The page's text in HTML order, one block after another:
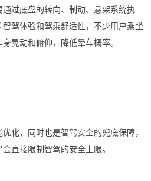
过底盘的转向、制动、悬架系统执
驾体验和驾乘舒适性，不少用户乘坐
晃动和俯仰，降低晕车概率。
，同时也是智驾安全的兜底保障，
直接限制智驾的安全上限。